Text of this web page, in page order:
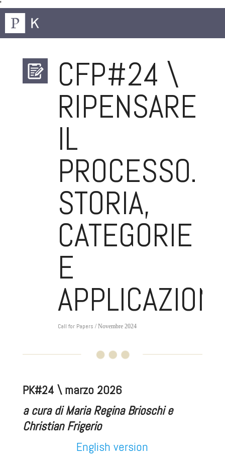
'
CFP#24 \
RIPENSARE
IL
PROCESSO.
STORIA,
CATEGORIE
E
APPLICAZIONI
Call for Papers / Novembre 2024
PK#24 \ marzo 2026
a cura di Maria Regina Brioschi e
Christian Frigerio
English version